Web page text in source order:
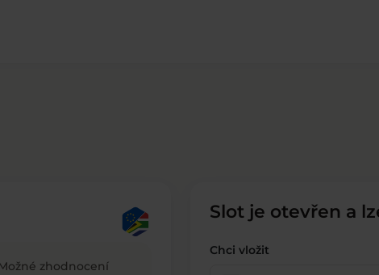
Možné zhodnocení
Slot je otevřen a
Chci vložit